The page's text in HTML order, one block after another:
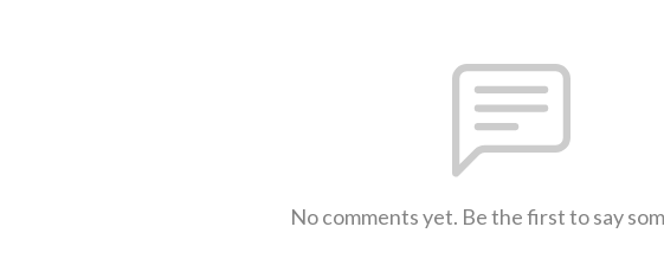
No comments yet. Be the first to say